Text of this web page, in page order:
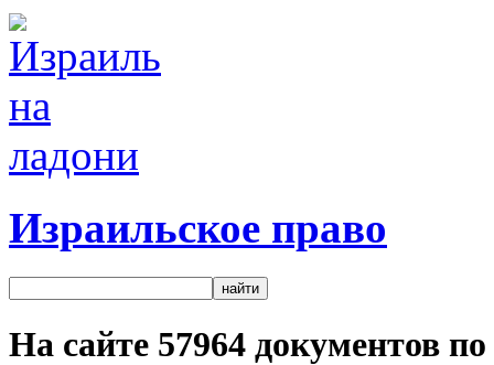
Израильское право
На сайте 57964 документов